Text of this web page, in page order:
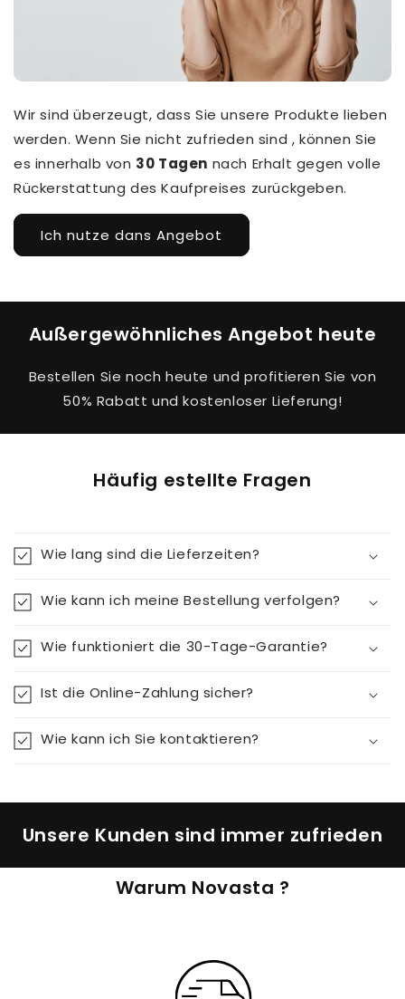
Wir sind überzeugt, dass Sie unsere Produkte lieben
werden. Wenn Sie nicht zufrieden sind , können Sie
es innerhalb von 30 Tagen nach Erhalt gegen volle
Rückerstattung des Kaufpreises zurückgeben.
Ich nutze dans Angebot
Außergewöhnliches Angebot heute
Bestellen Sie noch heute und profitieren Sie von
50% Rabatt und kostenloser Lieferung!
Häufig estellte Fragen
Wie lang sind die Lieferzeiten?
Wie kann ich meine Bestellung verfolgen?
Wie funktioniert die 30-Tage-Garantie?
Ist die Online-Zahlung sicher?
Wie kann ich Sie kontaktieren?
Unsere Kunden sind immer zufrieden
Warum Novasta ?